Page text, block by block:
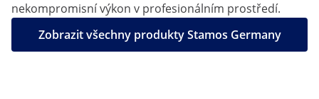
nekompromisní výkon v profesionálním prostředí.
Zobrazit všechny produkty Stamos Germany